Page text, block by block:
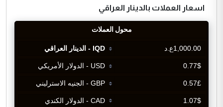
اسعار العملات بالدينار العراقي